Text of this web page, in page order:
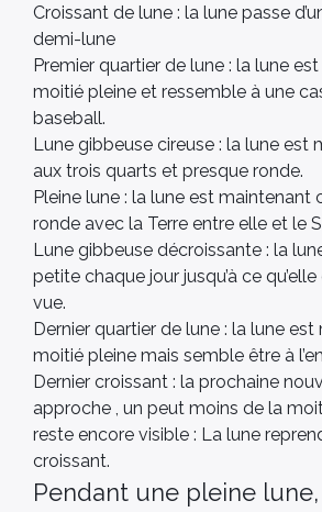
Croissant de lune : la lune passe
demi-lune
Premier quartier de lune : la lune
moitié pleine et ressemble à une
baseball.
Lune gibbeuse cireuse : la lune est
aux trois quarts et presque ronde.
Pleine lune : la lune est
ronde avec la Terre entre elle et le
Lune gibbeuse décroissante : la
petite chaque jour jusqu’à ce
vue.
Dernier quartier de lune : la lune
moitié pleine mais semble être à
Dernier croissant : la prochaine
approche , un peut moins de la
reste encore visible : La lune
croissant.
Pendant une pleine